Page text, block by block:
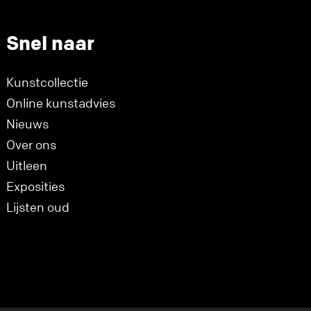
Snel naar
Kunstcollectie
Online kunstadvies
Nieuws
Over ons
Uitleen
Exposities
Lijsten oud